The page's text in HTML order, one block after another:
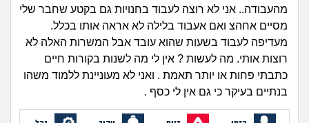
עבודה וקריירה
חברים ואנשים
מהעבודה.. אני לא רוצה לעבוד בחנויות גם בקטע שחבר שלי
מסיים אחהצ ואם אעבוד בלילה לא אראה אותו בכלל.
מעדיפה לעבוד בשעות שהוא עובד אבל המשרות האלה לא
רוצות אותי. מה לעשות ? אין לי מה לשנות בקורות חיים
כתבתי פחות או יותר תאמת . ואני לא מעוניינת ללמוד משהו
בנתיים בעיקר כי גם אין לי כסף .